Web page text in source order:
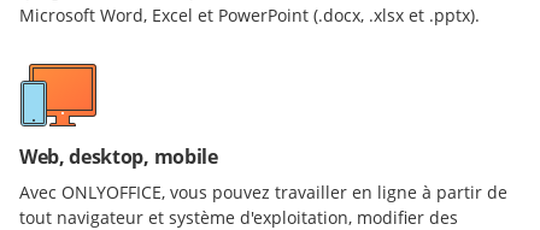
Microsoft Word, Excel et PowerPoint (.docx, .xlsx et .pptx).
Web, desktop, mobile
Avec ONLYOFFICE, vous pouvez travailler en ligne à partir de
tout navigateur et système d'exploitation, modifier des